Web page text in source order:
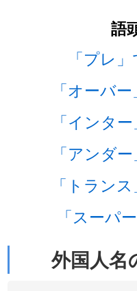
語
「プレ
「オーバ
「インタ
「アンダ
「トラン
「スーパ
外国人名